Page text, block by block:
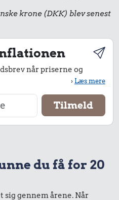
krone (DKK) blev senest
når priserne og
›Læs mere
du få for 20
sig gennem årene. Når